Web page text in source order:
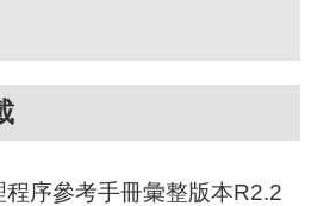
程序參考手冊彙整版本R2.2